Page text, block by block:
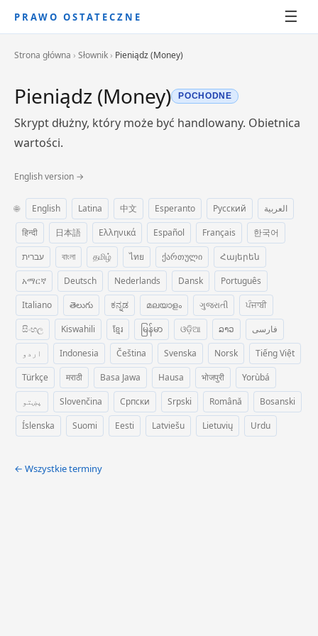
PRAWO OSTATECZNE ☰
Strona główna › Słownik › Pieniądz (Money)
Pieniądz (Money) POCHODNE
Skrypt dłużny, który może być handlowany. Obietnica
wartości.
English version →
🌐 English Latina 中文 Esperanto Русский
العربية
हिन्दी
日本語 Ελληνικά Español Français
한국어
עברית
বাংলা தமிழ் ไทย ქართული
Հայերեն
አማርኛ
Deutsch Nederlands Dansk
Português
Italiano
తెలుగు ಕನ್ನಡ മലയാളം ગુજરાતી
ਪੰਜਾਬੀ
සිංහල
Kiswahili ខ្មែរ မြန်မာ ଓଡ଼ିଆ ລາວ
فارسی
اردو
Indonesia Čeština Svenska Norsk
Tiếng Việt
Türkçe
मराठी Basa Jawa Hausa भोजपुरी
Yorùbá
پښتو
Slovenčina Српски Srpski Română
Bosanski
Íslenska
Suomi Eesti Latviešu Lietuvių Urdu
← Wszystkie terminy